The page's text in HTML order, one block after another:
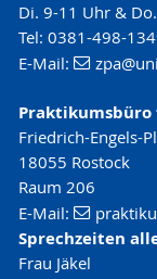
Di. 9-11 Uhr &
Tel: 0381-498-
E-Mail:
zpa
Friedrich-Engels-
18055 Rostock
Raum 206
E-Mail:
Sprechzeiten
Frau Jäkel